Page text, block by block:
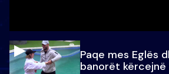
Paqe mes Eglës
banorët kërcejnë